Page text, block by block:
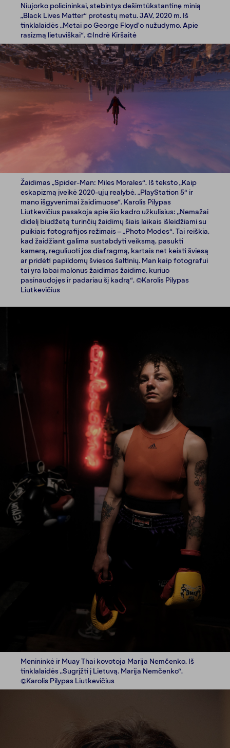
Niujorko policininkai, stebintys dešimtūkstantinę minią
„Black Lives Matter“ protestų metu. JAV, 2020 m. Iš
tinklalaidės „Metai po George Floyd'o nužudymo. Apie
rasizmą lietuviškai“. ©Indrė Kiršaitė
Žaidimas „Spider-Man: Miles Morales“. Iš teksto „Kaip
eskapizmą įveikė 2020-ųjų realybė. „PlayStation 5“ ir
mano išgyvenimai žaidimuose“. Karolis Pilypas
Liutkevičius pasakoja apie šio kadro užkulisius: „Nemažai
didelį biudžetą turinčių žaidimų šiais laikais išleidžiami su
puikiais fotografijos režimais – „Photo Modes“. Tai reiškia,
kad žaidžiant galima sustabdyti veiksmą, pasukti
kamerą, reguliuoti jos diafragmą, kartais net keisti šviesą
ar pridėti papildomų šviesos šaltinių. Man kaip fotografui
tai yra labai malonus žaidimas žaidime, kuriuo
pasinaudojęs ir padariau šį kadrą“. ©Karolis Pilypas
Liutkevičius
Menininkė ir Muay Thai kovotoja Marija Nemčenko. Iš
tinklalaidės „Sugrįžti į Lietuvą. Marija Nemčenko“.
©Karolis Pilypas Liutkevičius